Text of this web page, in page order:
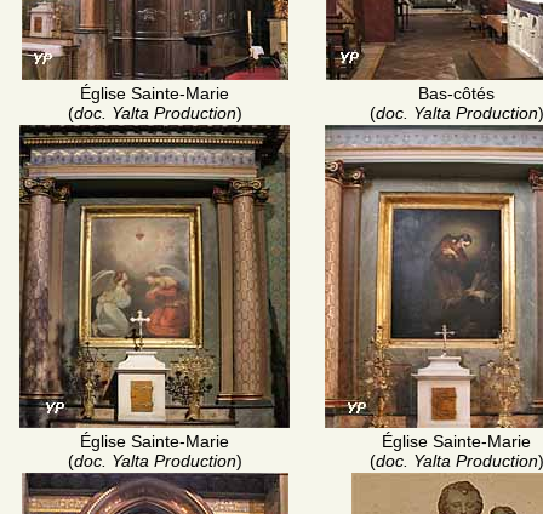
Église Sainte-Marie
(doc. Yalta Production)
Bas-côtés
(doc. Yalta Production)
Église Sainte-Marie
(doc. Yalta Production)
Église Sainte-Marie
(doc. Yalta Production)